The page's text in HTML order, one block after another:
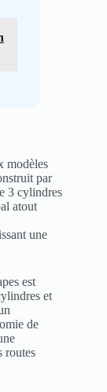
modèles
par
3 cylindres
atout
une
est
et
de
routes